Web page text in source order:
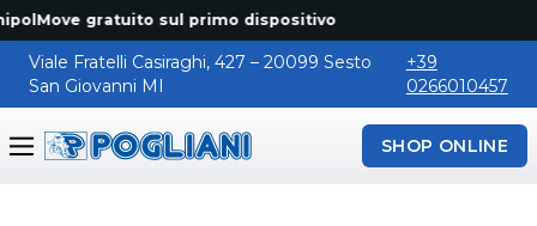
gratuito sul primo dispositivo
Viale Fratelli Casiraghi, 427 – 20099 Sesto
San Giovanni MI
+39
0266010457
SHOP ONLINE